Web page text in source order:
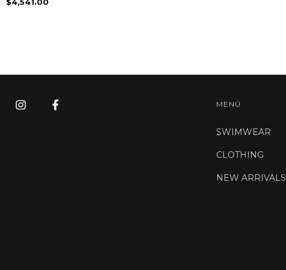
MENÚ
SWIMWEAR
CLOTHING
NEW ARRIVALS